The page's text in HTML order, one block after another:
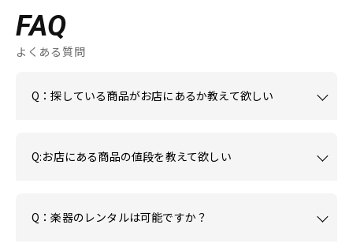
FAQ
よくある質問
Q：探している商品がお店にあるか教えて欲しい
Q:お店にある商品の値段を教えて欲しい
Q：楽器のレンタルは可能ですか？